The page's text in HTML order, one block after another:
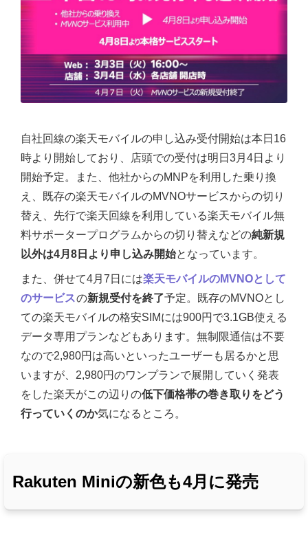
自社回線の楽天モバイルの申し込み受付開始は本日16
時より開始しており、店頭での受付は明日3月4日より
開始予定。また、他社からのMNPを利用した乗り換
え、既存の楽天モバイルのMVNOサービスからの切り
替え、先行で楽天回線を利用している楽天モバイル無
料サポータープログラムからの切り替えなどの純新規
以外は4月8日より申し込み開始となっています。
また、併せて4月7日には楽天モバイルのMVNOとして
のサービスの新規受付を終了予定。既存のMVNOとし
ての楽天モバイルの格安SIMには900円で3.1GB使える
データ専用プランなどもあります。無制限通信は不要
なので2,980円は高いといったユーザーも居るかと思
いますが、2,980円のワンプランで展開していく発表
をした楽天がこの辺りの低下価格帯の巻き取りをどう
行っていくのか気になるところ。
Rakuten Miniの新色も4月に発売